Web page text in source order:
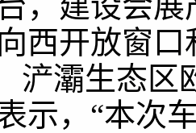
西开放窗口
浐灞生态区
示，“本次